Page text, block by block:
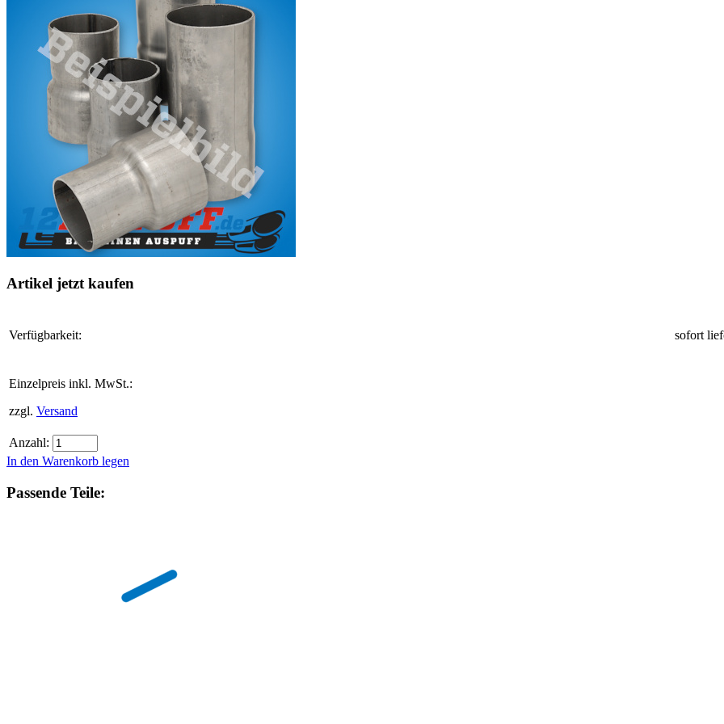
Artikel jetzt kaufen
Verfügbarkeit: sofort
Einzelpreis inkl. MwSt.:
zzgl. Versand
Anzahl:
In den Warenkorb legen
Passende Teile: